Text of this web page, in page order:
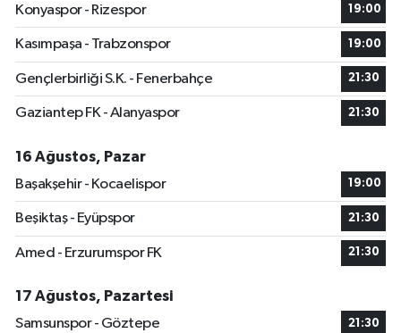
Konyaspor - Rizespor
19:00
Kasımpaşa - Trabzonspor 19:00
Gençlerbirliği S.K. - Fenerbahçe 21:30
Gaziantep FK - Alanyaspor 21:30
16 Ağustos, Pazar
Başakşehir - Kocaelispor
19:00
Beşiktaş - Eyüpspor 21:30
Amed - Erzurumspor FK 21:30
17 Ağustos, Pazartesi
Samsunspor - Göztepe
21:30